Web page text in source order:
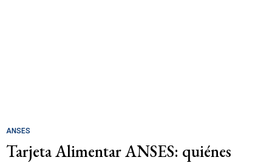
ANSES
Tarjeta Alimentar ANSES: quiénes